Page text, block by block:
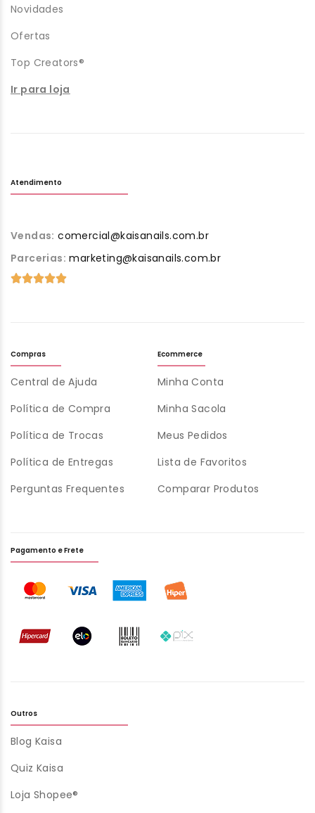
Novidades
Ofertas
Top Creators®
Ir para loja
Atendimento
Vendas: comercial@kaisanails.com.br
Parcerias: marketing@kaisanails.com.br
Compras
Central de Ajuda
Política de Compra
Política de Trocas
Política de Entregas
Perguntas Frequentes
Ecommerce
Minha Conta
Minha Sacola
Meus Pedidos
Lista de Favoritos
Comparar Produtos
Outros
Blog Kaisa
Quiz Kaisa
Loja Shopee®
Pagamento e Frete